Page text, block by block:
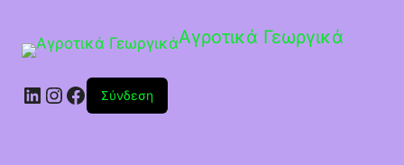
Αγροτικά Γεωργικά
Linkedin
Instagram
Facebook
Σύνδεση